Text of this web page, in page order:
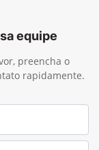
equipe
preencha o
rapidamente.